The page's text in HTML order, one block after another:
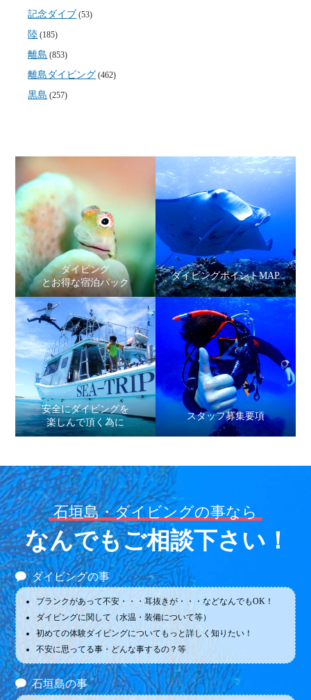
記念ダイブ (53)
陸 (185)
離島 (853)
離島ダイビング (462)
黒島 (257)
ダイビング
とお得な宿泊パック
ダイビングポイントMAP
安全にダイビングを
楽しんで頂く為に
スタッフ募集要項
石垣島・ダイビングの事なら
なんでもご相談下さい！
ダイビングの事
ブランクがあって不安・・・耳抜きが・・・などなんでもOK！
ダイビングに関して（水温・装備について等）
初めての体験ダイビングについてもっと詳しく知りたい！
不安に思ってる事・どんな事するの？等
石垣島の事